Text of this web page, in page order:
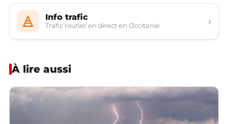
Info trafic
Trafic routier en direct en Occitanie ›
À lire aussi